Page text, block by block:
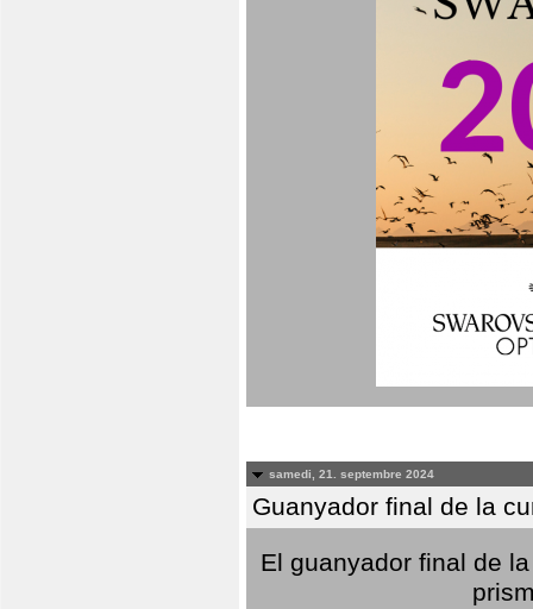
samedi, 21. septembre 2024
Guanyador final de la
El guanyador final de